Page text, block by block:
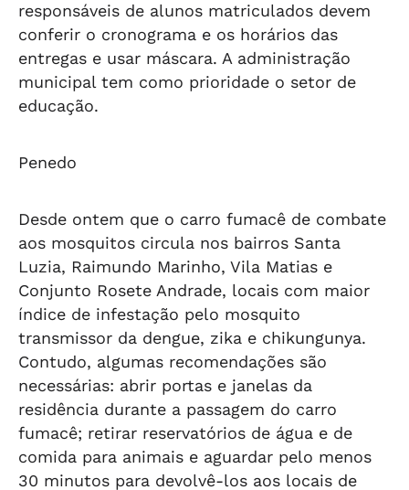
responsáveis de alunos matriculados devem
conferir o cronograma e os horários das
entregas e usar máscara. A administração
municipal tem como prioridade o setor de
educação.
Penedo
Desde ontem que o carro fumacê de combate
aos mosquitos circula nos bairros Santa
Luzia, Raimundo Marinho, Vila Matias e
Conjunto Rosete Andrade, locais com maior
índice de infestação pelo mosquito
transmissor da dengue, zika e chikungunya.
Contudo, algumas recomendações são
necessárias: abrir portas e janelas da
residência durante a passagem do carro
fumacê; retirar reservatórios de água e de
comida para animais e aguardar pelo menos
30 minutos para devolvê-los aos locais de